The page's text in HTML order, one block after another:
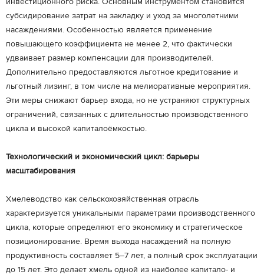
субсидирование затрат на закладку и уход за многолетними
насаждениями. Особенностью является применение
повышающего коэффициента не менее 2, что фактически
удваивает размер компенсации для производителей.
Дополнительно предоставляются льготное кредитование и
льготный лизинг, в том числе на мелиоративные мероприятия.
Эти меры снижают барьер входа, но не устраняют структурных
ограничений, связанных с длительностью производственного
цикла и высокой капиталоёмкостью.
Технологический и экономический цикл: барьеры
масштабирования
Хмелеводство как сельскохозяйственная отрасль
характеризуется уникальными параметрами производственного
цикла, которые определяют его экономику и стратегическое
позиционирование. Время выхода насаждений на полную
продуктивность составляет 5–7 лет, а полный срок эксплуатации
до 15 лет. Это делает хмель одной из наиболее капитало- и